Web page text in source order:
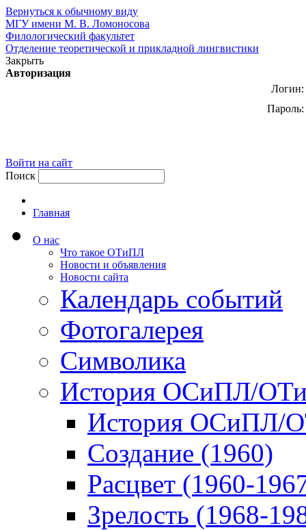
Вернуться к обычному виду
МГУ имени М. В. Ломоносова
Филологический факультет
Отделение теоретической и прикладной лингвистики
Закрыть
Авторизация
Логин:
Пароль:
Войти на сайт
Поиск
Главная
О нас
Что такое ОТиПЛ
Новости и объявления
Новости сайта
Календарь событий
Фотогалерея
Символика
История ОСиПЛ/
История ОСиПЛ/
Создание (1960)
Расцвет (1960-
Зрелость (1968-